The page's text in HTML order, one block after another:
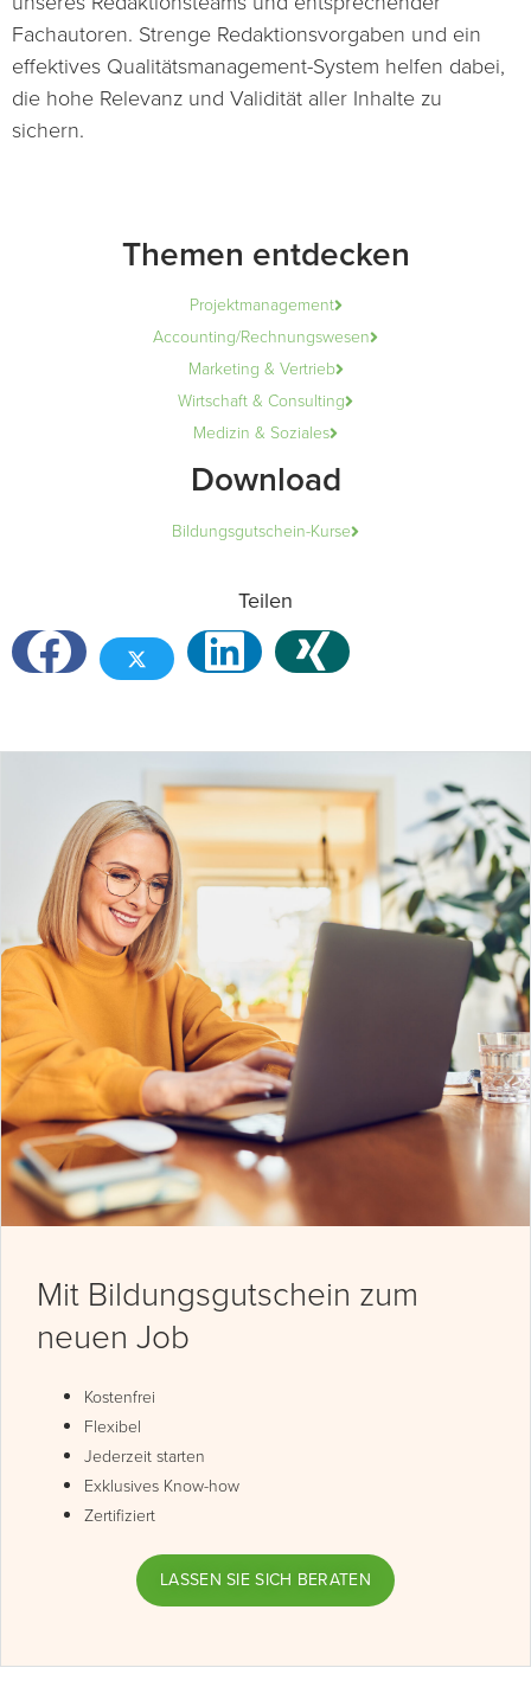
Fachautoren. Strenge Redaktionsvorgaben und ein
effektives Qualitätsmanagement-System helfen dabei,
die hohe Relevanz und Validität aller Inhalte zu
sichern.
Themen entdecken
Projektmanagement
Accounting/Rechnungswesen
Marketing & Vertrieb
Wirtschaft & Consulting
Medizin & Soziales
Download
Bildungsgutschein-Kurse
Teilen
Mit Bildungsgutschein zum
neuen Job
Kostenfrei
Flexibel
Jederzeit starten
Exklusives Know-how
Zertifiziert
LASSEN SIE SICH BERATEN